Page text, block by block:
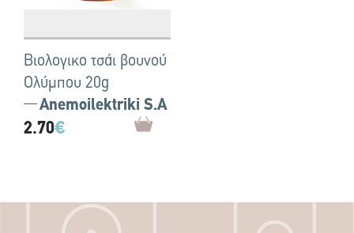
Βιολογικο τσάι βουνού
Ολύμπου 20g
Anemoilektriki S.A
2.70€